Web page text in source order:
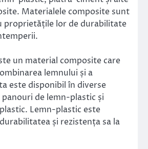
Materialele composite sunt
proprietățile lor de durabilitate
un material composite care
lemnului și a
este disponibil în diverse
de lemn-plastic și
Lemn-plastic este
și rezistența sa la